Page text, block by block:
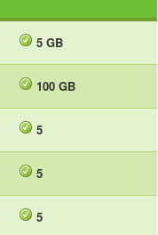
5 GB
100 GB
5
5
5